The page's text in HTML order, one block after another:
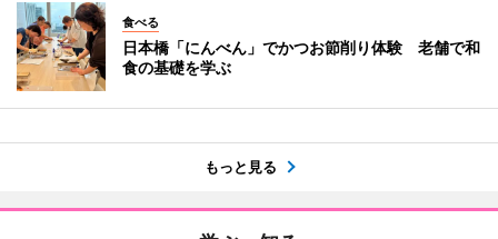
食べる
日本橋「にんべん」でかつお節削り体験 老舗で和
食の基礎を学ぶ
もっと見る